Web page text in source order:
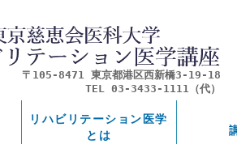
〒105-8471 東京都港区西新橋3-19-18
TEL 03-3433-1111（代）
リハビリテーション医学
とは